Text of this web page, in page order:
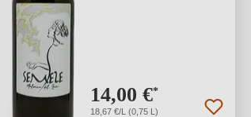
14,00 €*
18,67 €/L (0,75 L)